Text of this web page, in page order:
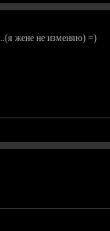
жене не изменяю) =)